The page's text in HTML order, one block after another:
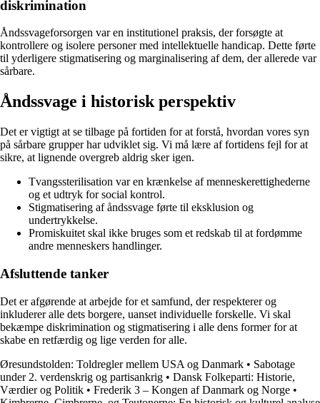
diskrimination
Åndssvageforsorgen var en institutionel praksis, der forsøgte at
kontrollere og isolere personer med intellektuelle handicap. Dette førte
til yderligere stigmatisering og marginalisering af dem, der allerede var
sårbare.
Åndssvage i historisk perspektiv
Det er vigtigt at se tilbage på fortiden for at forstå, hvordan vores syn
på sårbare grupper har udviklet sig. Vi må lære af fortidens fejl for at
sikre, at lignende overgreb aldrig sker igen.
Tvangssterilisation var en krænkelse af menneskerettighederne
og et udtryk for social kontrol.
Stigmatisering af åndssvage førte til eksklusion og
undertrykkelse.
Promiskuitet skal ikke bruges som et redskab til at fordømme
andre menneskers handlinger.
Afsluttende tanker
Det er afgørende at arbejde for et samfund, der respekterer og
inkluderer alle dets borgere, uanset individuelle forskelle. Vi skal
bekæmpe diskrimination og stigmatisering i alle dens former for at
skabe en retfærdig og lige verden for alle.
Øresundstolden: Toldregler mellem USA og Danmark • Sabotage
under 2. verdenskrig og partisankrig • Dansk Folkeparti: Historie,
Værdier og Politik • Frederik 3 – Kongen af Danmark og Norge •